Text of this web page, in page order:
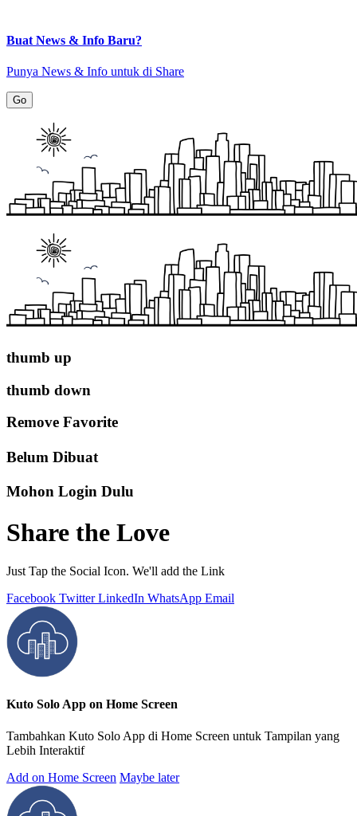
Buat News & Info Baru?
Punya News & Info untuk di Share
Go
thumb up
thumb down
Remove Favorite
Belum Dibuat
Mohon Login Dulu
Share the Love
Just Tap the Social Icon. We'll add the Link
Facebook Twitter LinkedIn WhatsApp Email
Kuto Solo App on Home Screen
Tambahkan Kuto Solo App di Home Screen untuk Tampilan yang
Lebih Interaktif
Add on Home Screen Maybe later